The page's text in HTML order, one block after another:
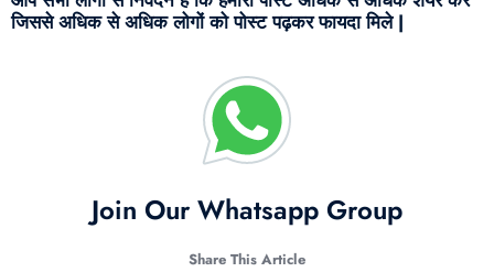
जिससे अधिक से अधिक लोगों को पोस्ट पढ़कर फायदा मिले |
Join Our Whatsapp Group
Share This Article